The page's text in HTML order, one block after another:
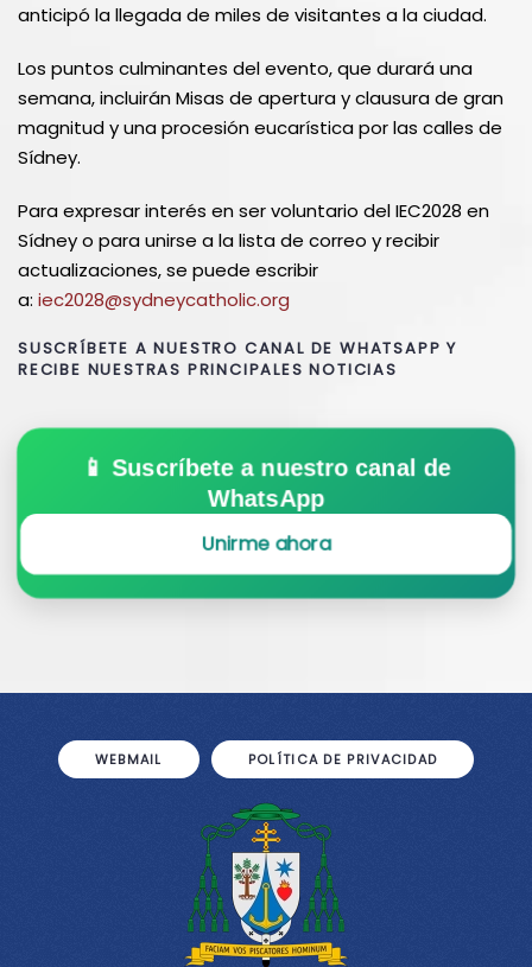
anticipó la llegada de miles de visitantes a la ciudad.
Los puntos culminantes del evento, que durará una
semana, incluirán Misas de apertura y clausura de gran
magnitud y una procesión eucarística por las calles de
Sídney.
Para expresar interés en ser voluntario del IEC2028 en
Sídney o para unirse a la lista de correo y recibir
actualizaciones, se puede escribir
a: iec2028@sydneycatholic.org
SUSCRÍBETE A NUESTRO CANAL DE WHATSAPP Y
RECIBE NUESTRAS PRINCIPALES NOTICIAS
📱 Suscríbete a nuestro canal de
WhatsApp
Unirme ahora
WEBMAIL POLÍTICA DE PRIVACIDAD